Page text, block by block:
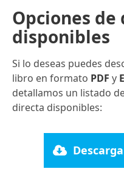
Opciones de
disponibles
Si lo deseas puedes
libro en formato PDF y
detallamos un listado
directa disponibles: